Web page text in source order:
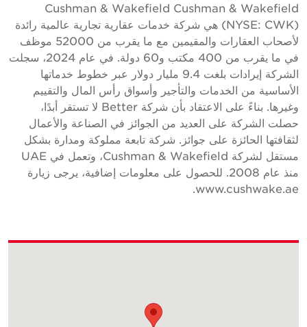
Cushman & Wakefield Cushman & Wakefield
(NYSE: CWK) هي شركة خدمات عقارية تجارية عالمية رائدة
لأصحاب العقارات والمقيمين مع ما يقرب من 52000 موظف
في ما يقرب من 400 مكتب و60 دولة. في عام 2024، سجلت
الشركة إيرادات بلغت 9.4 مليار دولار عبر خطوط خدماتها
الأساسية من الخدمات والتأجير وأسواق رأس المال والتقييم
وغيرها. بناءً على الاعتقاد بأن شركة Better لا تستقر أبدًا،
حصلت الشركة على العديد من الجوائز في الصناعة والأعمال
لثقافتها الحائزة على جوائز. شركة تابعة مملوكة ومدارة بشكل
مستقل لشركة Cushman & Wakefield، وتعمل في UAE
منذ عام 2008. للحصول على معلومات إضافية، يرجى زيارة
www.cushwake.ae.